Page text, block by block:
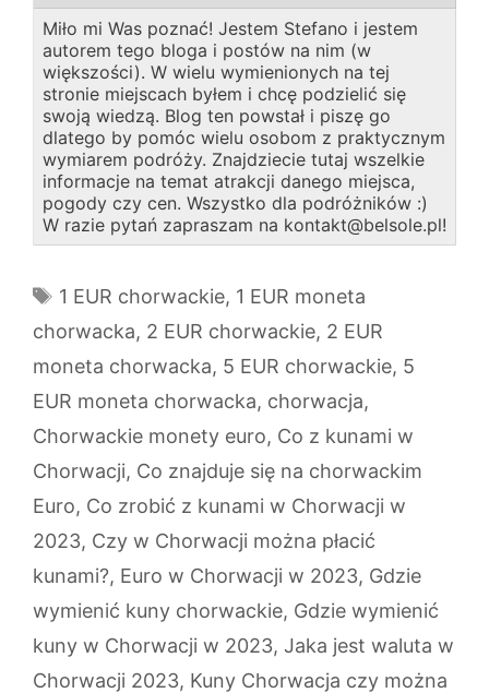
Miło mi Was poznać! Jestem Stefano i jestem
autorem tego bloga i postów na nim (w
większości). W wielu wymienionych na tej
stronie miejscach byłem i chcę podzielić się
swoją wiedzą. Blog ten powstał i piszę go
dlatego by pomóc wielu osobom z praktycznym
wymiarem podróży. Znajdziecie tutaj wszelkie
informacje na temat atrakcji danego miejsca,
pogody czy cen. Wszystko dla podróżników :)
W razie pytań zapraszam na kontakt@belsole.pl!
Tagi
1 EUR chorwackie, 1 EUR moneta
chorwacka, 2 EUR chorwackie, 2 EUR
moneta chorwacka, 5 EUR chorwackie, 5
EUR moneta chorwacka, chorwacja,
Chorwackie monety euro, Co z kunami w
Chorwacji, Co znajduje się na chorwackim
Euro, Co zrobić z kunami w Chorwacji w
2023, Czy w Chorwacji można płacić
kunami?, Euro w Chorwacji w 2023, Gdzie
wymienić kuny chorwackie, Gdzie wymienić
kuny w Chorwacji w 2023, Jaka jest waluta w
Chorwacji 2023, Kuny Chorwacja czy można